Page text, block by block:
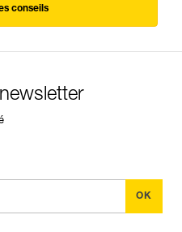
conseils